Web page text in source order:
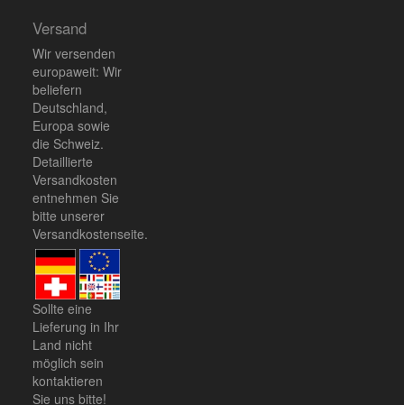
Versand
Wir versenden
europaweit: Wir
beliefern
Deutschland,
Europa sowie
die Schweiz.
Detaillierte
Versandkosten
entnehmen Sie
bitte unserer
Versandkostenseite.
Sollte eine
Lieferung in Ihr
Land nicht
möglich sein
kontaktieren
Sie uns bitte!